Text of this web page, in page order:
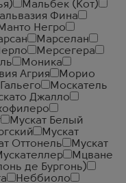
Мальбек (Кот)
Фина
Манто Негро
Марселан
Мерсегера
Моника
Агрия
Морио
Москатель
Джалло
Мускат Белый
Мускат
Оттонель
Мускат
Мцване
де Бургонь)
Неббиоло